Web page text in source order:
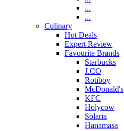
...
...
Culinary
Hot Deals
Expert Review
Favourite Brands
Starbucks
J.CO
Rotiboy
McDonald's
KFC
Holycow
Solaria
Hanamasa